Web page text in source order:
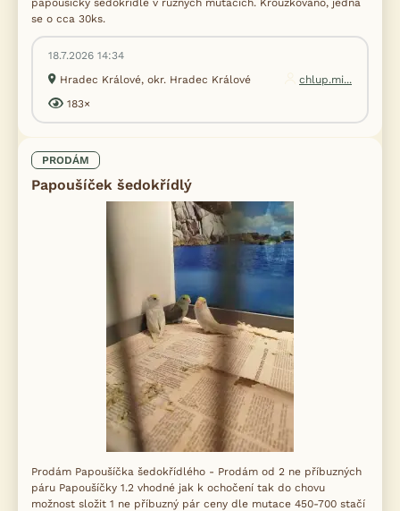
papoušíčky šedokřídlé v různých mutacích. Kroužkováno, jedná
se o cca 30ks.
18.7.2026 14:34
Hradec Králové, okr. Hradec Králové
chlup.mi...
183×
PRODÁM
Papoušíček šedokřídlý
Prodám Papoušíčka šedokřídlého - Prodám od 2 ne příbuzných
páru Papoušíčky 1.2 vhodné jak k ochočení tak do chovu
možnost složit 1 ne příbuzný pár ceny dle mutace 450-700 stačí